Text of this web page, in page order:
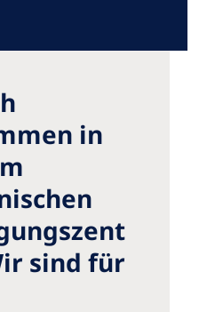
in
sind für